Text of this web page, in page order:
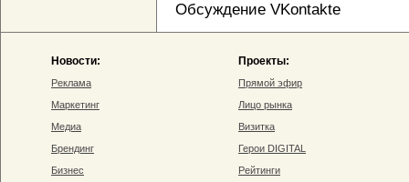
Обсуждение VKontakte
Новости:
Реклама
Маркетинг
Медиа
Брендинг
Бизнес
Проекты:
Прямой эфир
Лицо рынка
Визитка
Герои DIGITAL
Рейтинги